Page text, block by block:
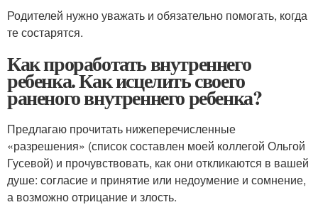
Родителей нужно уважать и обязательно помогать, когда
те состарятся.
Как проработать внутреннего
ребенка. Как исцелить своего
раненого внутреннего ребенка?
Предлагаю прочитать нижеперечисленные
«разрешения» (список составлен моей коллегой Ольгой
Гусевой) и прочувствовать, как они откликаются в вашей
душе: согласие и принятие или недоумение и сомнение,
а возможно отрицание и злость.